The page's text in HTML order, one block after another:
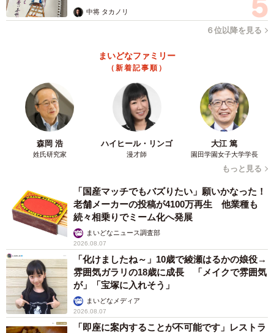
中将 タカノリ
６位以降を見る
まいどなファミリー
（新着記事順）
森岡 浩
姓氏研究家
ハイヒール・リンゴ
漫才師
大江 篤
園田学園女子大学学長
もっと見る
「国産マッチでもバズりたい」願いかなった！
老舗メーカーの投稿が4100万再生 他業種も
続々相乗りでミーム化へ発展
まいどなニュース調査部
2026.08.07
「化けましたね～」10歳で綾瀬はるかの娘役→
雰囲気ガラリの18歳に成長 「メイクで雰囲気
が」「宝塚に入れそう」
まいどなメディア
2026.08.07
「即座に案内することが不可能です」レストラ